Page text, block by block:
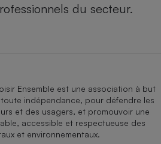
du secteur.
Ensemble est une association à but
indépendance, pour défendre les
et des usagers, et promouvoir une
accessible et respectueuse des
et environnementaux.